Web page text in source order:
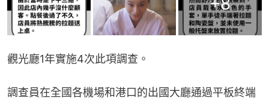
觀光廳1年實施4次此項調查。
調查員在全國各機場和港口的出國大廳通過平板終端